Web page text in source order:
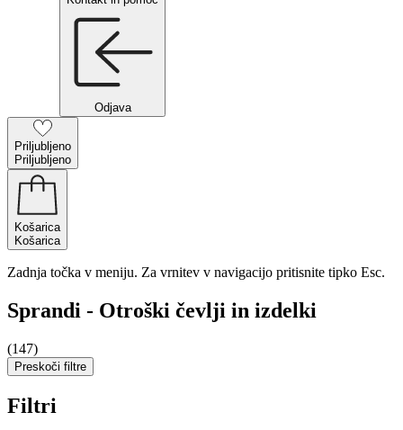
Odjava
Priljubljeno
Priljubljeno
Košarica
Košarica
Zadnja točka v meniju. Za vrnitev v navigacijo pritisnite tipko Esc.
Sprandi - Otroški čevlji in izdelki
(147)
Preskoči filtre
Filtri